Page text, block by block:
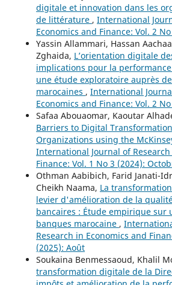
digitale et innovation dans les
de littérature , International
Economics and Finance: Vol. 2
Yassin Allammari, Hassan
Zghaida, L’orientation digitale
implications pour la
une étude exploratoire auprès
marocaines , International
Economics and Finance: Vol. 2
Safaa Abouaomar, Kaoutar
Barriers to Digital
Organizations using the
International Journal of
Finance: Vol. 1 No 3 (2024):
Othman Aabibich, Farid Janati-
Cheikh Naama, La
levier d'amélioration de la
bancaires : Étude empirique sur
banques marocaine ,
Research in Economics and
(2025): Août
Soukaina Benmessaoud, Khalil
transformation digitale de la